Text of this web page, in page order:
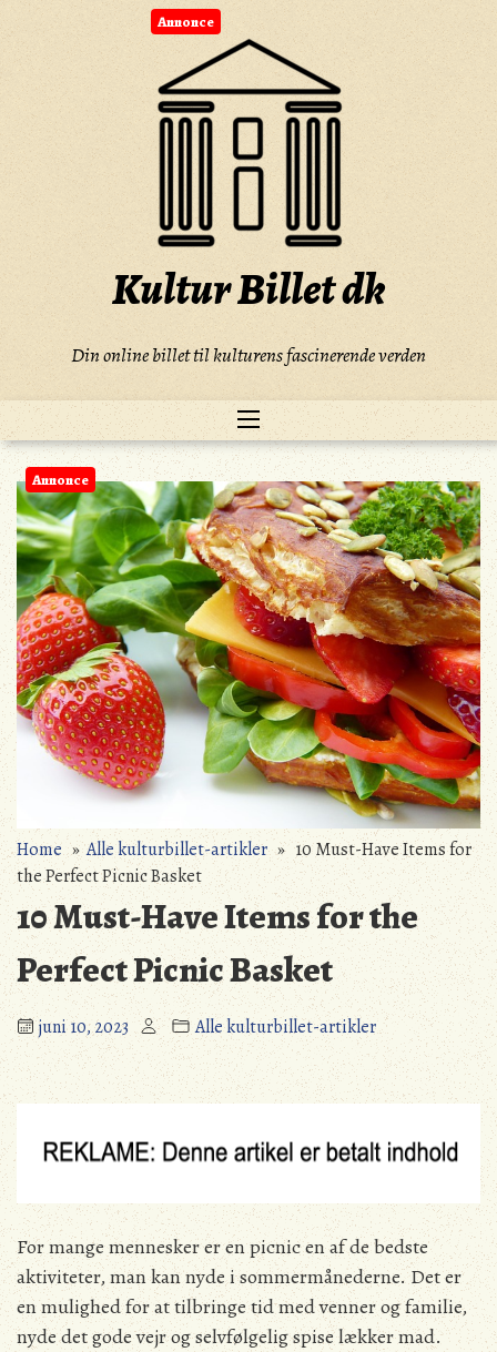
to
Annonce
Kultur Billet dk
Din online billet til kulturens fascinerende verden
Annonce
Home»Alle kulturbillet-artikler» 10 Must-Have Items for
the Perfect Picnic Basket
10 Must-Have Items for the
Perfect Picnic Basket
juni 10, 2023 Alle kulturbillet-artikler
For mange mennesker er en picnic en af de bedste
aktiviteter, man kan nyde i sommermånederne. Det er
en mulighed for at tilbringe tid med venner og familie,
nyde det gode vejr og selvfølgelig spise lækker mad.